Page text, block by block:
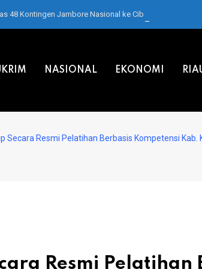
48 Kontingen Jambore Nasional ke Cibubur
NASIONAL EKONOMI
Secara Resmi Pelatihan Berbasis Kompetensi
Resmi Pelatihan